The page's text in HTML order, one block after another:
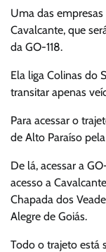
Uma das
Cavalcante, que
da GO-118.
Ela liga Colinas do
transitar apenas
Para acessar o
de Alto Paraíso
De lá, acessar a
acesso a
Chapada dos
Alegre de Goiás.
Todo o trajeto está